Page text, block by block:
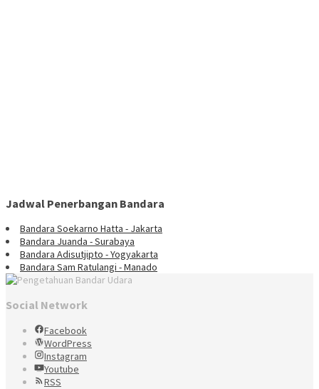
Jadwal Penerbangan Bandara
Bandara Soekarno Hatta - Jakarta
Bandara Juanda - Surabaya
Bandara Adisutjipto - Yogyakarta
Bandara Sam Ratulangi - Manado
Social Network
Facebook
WordPress
Instagram
Youtube
RSS